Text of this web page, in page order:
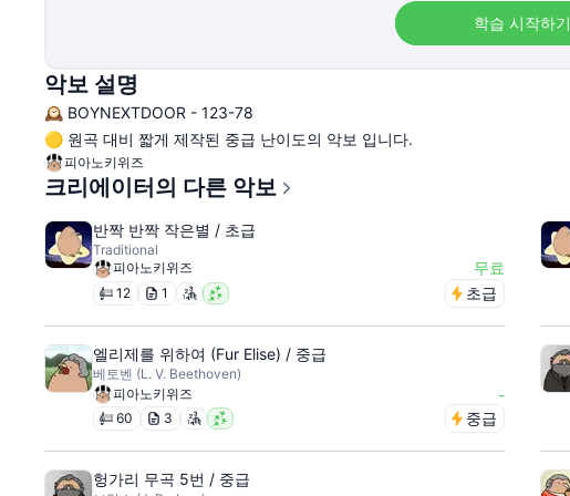
학습 시작하기
악보 설명
🕰️ BOYNEXTDOOR - 123-78
🟡 원곡 대비 짧게 제작된 중급 난이도의 악보 입니다.
피아노키위즈
크리에이터의 다른 악보
반짝 반짝 작은별 / 초급
Traditional
피아노키위즈
무료
12 1 초급
엘리제를 위하여 (Fur Elise) / 중급
베토벤 (L. V. Beethoven)
피아노키위즈
-
60 3 중급
헝가리 무곡 5번 / 중급